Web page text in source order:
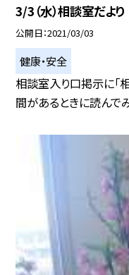
3/3（水）相談室だより
公開日 2021/03/03
健康・安全
相談室入り口掲示に「
間があるときに読んで